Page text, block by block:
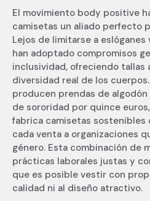
El movimiento body positive
camisetas un aliado perfecto
Lejos de limitarse a eslóganes
han adoptado compromisos
inclusividad, ofreciendo tallas
diversidad real de los
producen prendas de
de sororidad por quince
fabrica camisetas sostenibles
cada venta a organizaciones
género. Esta combinación de
prácticas laborales justas y
que es posible vestir con
calidad ni al diseño atractivo.